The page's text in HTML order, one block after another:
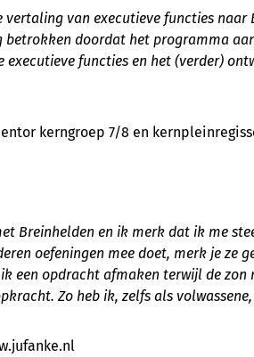
vertaling van executieve functies
betrokken doordat het programma
executieve functies en het (verder)
kerngroep 7/8 en
Breinhelden en ik merk dat ik me
oefeningen mee doet, merk je ze
een opdracht afmaken terwijl de
Zo heb ik, zelfs als